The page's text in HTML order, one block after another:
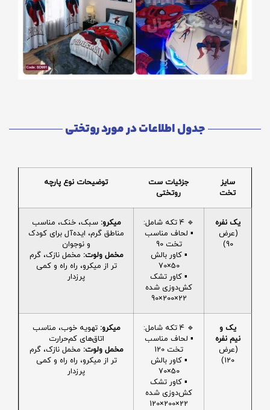
جدول اطلاعات در مورد روتختی
سایز
تخت
جزئیات ست
روتختی
توضیحات نوع پارچه
یک نفره
(عرض
90)
🔹 4 تکه شامل:
▪️ لحاف مناسب
تخت 90
▪️ کاور بالش
50×70
▪️ کاور تشک
کش‌دوزی شده
22×200×90
میکرو: سبک، خنک، مناسب
مناطق گرم، ایده‌آل برای کودک
و نوجوان
مخمل ولوت: مخمل نازک، گرم
تر از میکرو، راه راه و کمی
پرزدار
یک و
نیم نفره
(عرض
120)
🔹 4 تکه شامل:
▪️ لحاف مناسب
تخت 120
▪️ کاور بالش
50×70
▪️ کاور تشک
کش‌دوزی شده
22×200×120
میکرو: تهویه خوب، مناسب
اتاق‌های کم‌حرارت
مخمل ولوت: مخمل نازک، گرم
تر از میکرو، راه راه و کمی
پرزدار